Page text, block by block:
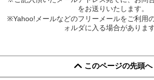
をお送りいたします。
※Yahoo!メールなどのフリーメールをご利用
ォルダに入る場合があります
このページの先頭へ